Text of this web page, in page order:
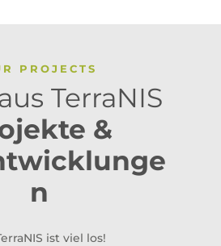
PROJECTS
TerraNIS
&
n
ist viel los!